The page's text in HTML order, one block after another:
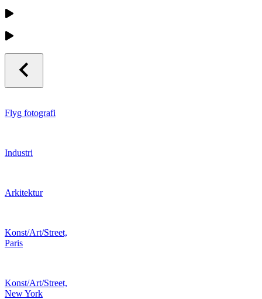
Flyg fotografi
Industri
Arkitektur
Konst/Art/Street,
Paris
Konst/Art/Street,
New York